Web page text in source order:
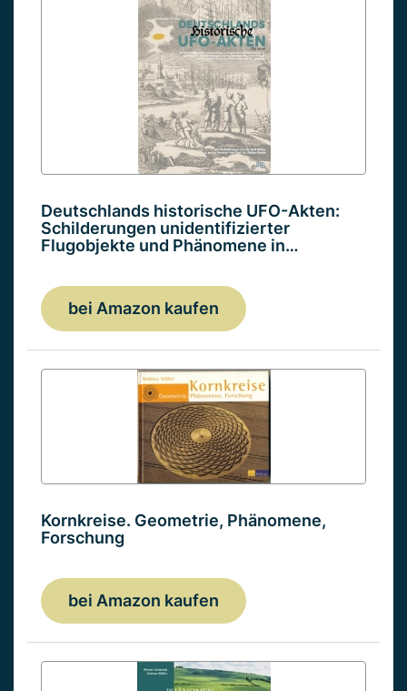
Deutschlands historische UFO-Akten:
Schilderungen unidentifizierter
Flugobjekte und Phänomene in…
bei Amazon kaufen
Kornkreise. Geometrie, Phänomene,
Forschung
bei Amazon kaufen